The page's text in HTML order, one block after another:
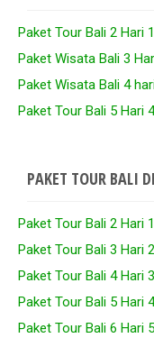
Paket Tour Bali 2 Hari
Paket Wisata Bali 3
Paket Wisata Bali 4
Paket Tour Bali 5 Hari
PAKET TOUR BALI
Paket Tour Bali 2 Hari
Paket Tour Bali 3 Hari
Paket Tour Bali 4 Hari
Paket Tour Bali 5 Hari
Paket Tour Bali 6 Hari